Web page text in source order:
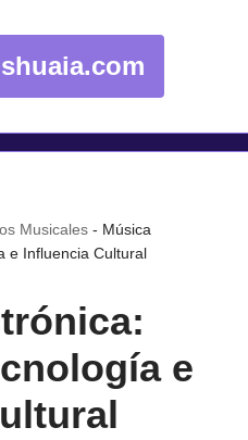
Musicales - Música
e Influencia Cultural
e